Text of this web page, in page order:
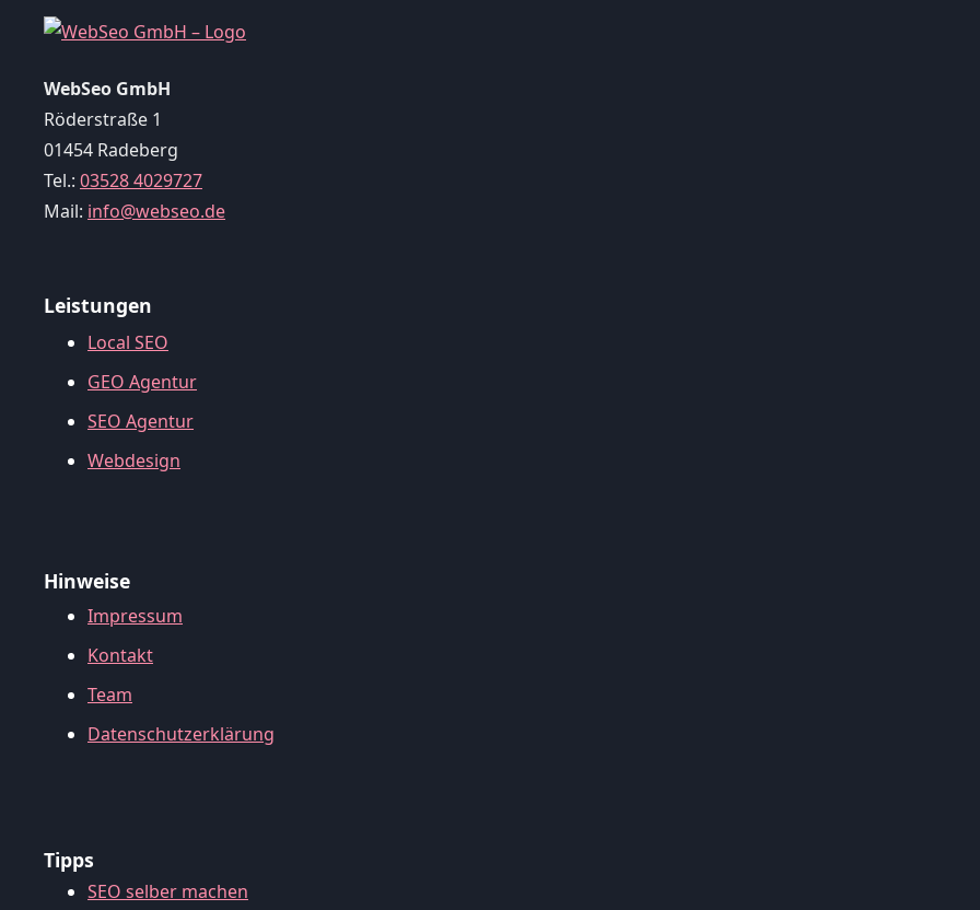
WebSeo GmbH
Röderstraße 1
01454 Radeberg
Tel.: 03528 4029727
Mail: info@webseo.de
Leistungen
Local SEO
GEO Agentur
SEO Agentur
Webdesign
Hinweise
Impressum
Kontakt
Team
Datenschutzerklärung
Tipps
SEO selber machen